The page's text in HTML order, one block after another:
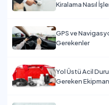
Kiralama Nasıl
GPS ve
Gerekenler
Yol Üstü Acil
Gereken